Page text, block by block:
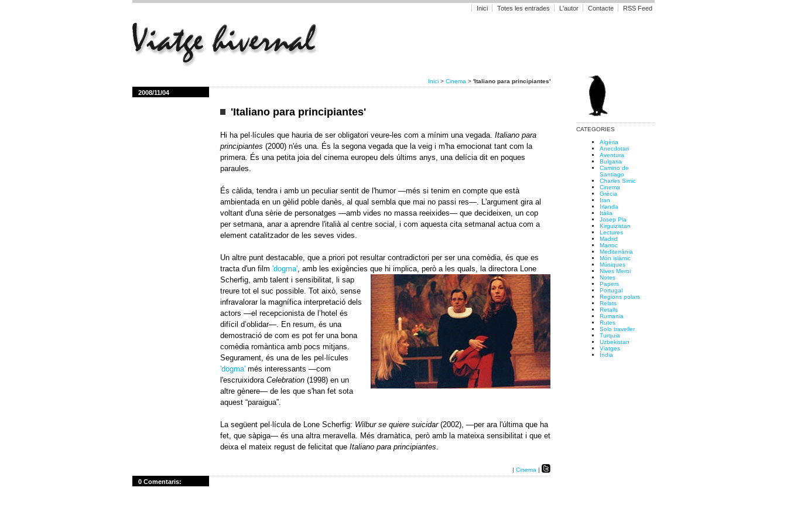
Inici Totes les entrades L'autor Contacte RSS Feed
Inici> Cinema > 'Italiano para principiantes'
2008/11/04
'Italiano para principiantes'
Hi ha pel·lícules que hauria de ser obligatori veure-les com a mínim una vegada. Italiano para
principiantes (2000) n'és una. És la segona vegada que la veig i m'ha emocionat tant com la
primera. És una petita joia del cinema europeu dels últims anys, una delícia dit en poques
paraules.
És càlida, tendra i amb un peculiar sentit de l'humor —més si tenim en compte que està
ambientada en un gèlid poble danès, al qual sembla que mai no passi res—. L'argument gira al
voltant d'una sèrie de personatges —amb vides no massa reeixides— que decideixen, un cop
per setmana, anar a aprendre l'italià al centre social, i com aquesta cita setmanal actua com a
element catalitzador de les seves vides.
Un altre punt destacable, que a priori pot resultar contradictori per ser una comèdia, és que es
tracta d'un film 'dogma', amb les exigències que hi implica, però a les quals, la directora Lone
Scherfig, amb talent i sensibilitat, li sap
treure tot el suc possible. Tot això, sense
infravalorar la magnífica interpretació dels
actors —el recepcionista de l’hotel és
difícil d’oblidar—. En resum, és una
demostració de com es pot fer una bona
comèdia romàntica amb pocs mitjans.
Segurament, és una de les pel·lícules
'dogma'més interessants —com
l'escruixidora Celebration(1998) en un
altre gènere— de les que s'han fet sota
aquest “paraigua”.
La següent pel·lícula de Lone Scherfig: Wilbur se quiere suicidar (2002), —per ara l'última que ha
fet, que sàpiga— és una altra meravella. Més dramàtica, però amb la mateixa sensibilitat i que et
deixa el mateix regust de felicitat que Italianopara principiantes.
| Cinema |
0 Comentaris:
CATEGORIES
Algèria
Anecdotari
Aventura
Bulgaria
Camino de
Santiago
Charles Simic
Cinema
Grècia
Iran
Irlanda
Itàlia
Josep Pla
Kirguizistan
Lectures
Madrid
Marroc
Mediterrània
Món islàmic
Músiques
Nives Meroi
Notes
Papers
Portugal
Regions polars
Relats
Retalls
Rumania
Rutes
Solo traveller
Turquia
Uzbekistan
Viatges
Índia